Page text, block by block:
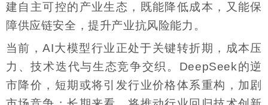
建自主可控的产业生态，既能降低成本，又能保
障供应链安全，提升产业抗风险能力。
当前，AI大模型行业正处于关键转折期，成本压
力、技术迭代与生态竞争交织。DeepSeek的逆
市降价，短期或将引发行业价格体系重构，加剧